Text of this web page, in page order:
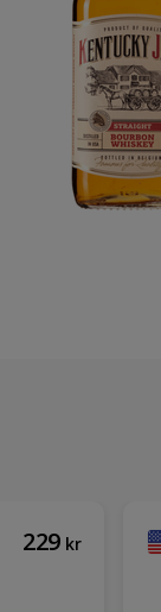
229 kr